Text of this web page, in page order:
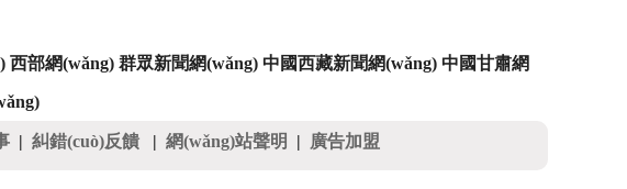
西部網(wǎng) 群眾新聞網(wǎng) 中國西藏新聞網(wǎng) 中國甘肅網
| 糾錯(cuò)反饋 | 網(wǎng)站聲明 | 廣告加盟